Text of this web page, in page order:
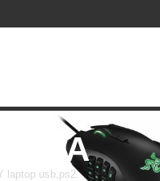
laptop usb,ps2.